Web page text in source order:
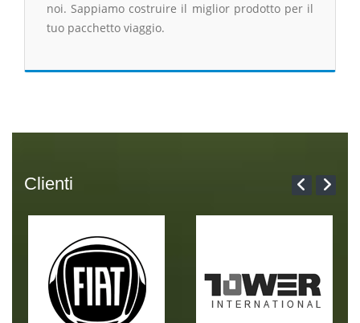
noi. Sappiamo costruire il miglior prodotto per il
tuo pacchetto viaggio.
Clienti